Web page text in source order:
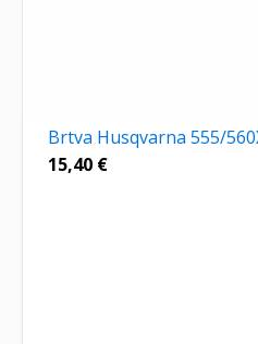
Brtva Husqvarna 555/
15,40 €